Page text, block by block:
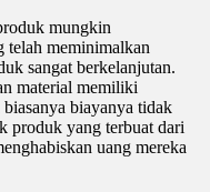
mungkin
telah meminimalkan
sangat berkelanjutan.
material memiliki
biayanya tidak
produk yang terbuat dari
uang mereka